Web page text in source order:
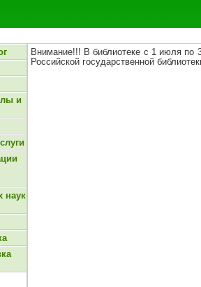
и
наук
Внимание!!! В библиотеке с 1 июля по
Российской государственной